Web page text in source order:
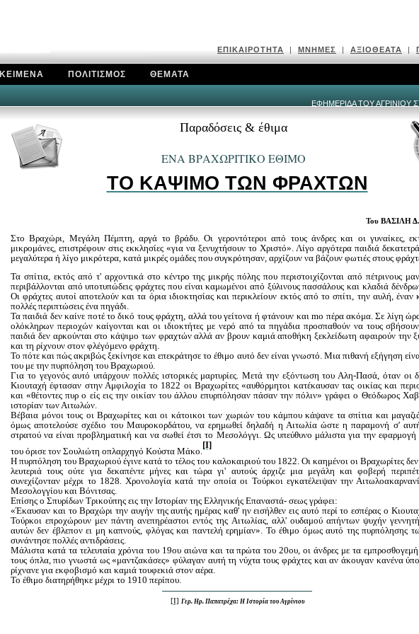
ΕΠΙΚΑΙΡΟΤΗΤΑ | ΜΝΗΜΕΣ | ΑΞΙΟΘΕΑΤΑ |
ΚΕΙΜΕΝΑ ΠΟΛΙΤΙΣΜΟΣ ΘΕΜΑΤΑ
ΕΦΗΜΕΡΙΔΑ ΤΟΥ ΑΓΡΙΝΙΟΥ
Παραδόσεις & έθιμα
ΕΝΑ ΒΡΑΧΩΡΙΤΙΚΟ ΕΘΙΜΟ
ΤΟ ΚΑΨΙΜΟ ΤΩΝ ΦΡΑΧΤΩΝ
Του ΒΑΣΙΛΗ
Στο Βραχώρι, Μεγάλη Πέμπτη, αργά το βράδυ. Οι γεροντότεροι από τους άνδρες και οι γυναίκες,
μικρομάνες, επιστρέφουν στις εκκλησίες «για να ξενυχτήσουν το Χριστό». Λίγο αργότερα παιδιά
μεγαλύτερα ή λίγο μικρότερα, κατά μικρές ομάδες που συγκρότησαν, αρχίζουν να βάζουν φωτιές στους
Τα σπίτια, εκτός από τ' αρχοντικά στο κέντρο της μικρής πόλης που περι­στοιχίζονται από πέτρινους
περιβάλλονται από υποτυπώδεις φράχτες που είναι καμωμένοι από ξύλινους πασσάλους και κλαδιά
Οι φράχτες αυτοί αποτελούν και τα όρια ιδιοκτησίας και περικλείουν εκτός από το σπίτι, την αυλή,
πολλές περιπτώσεις ένα πηγάδι.
Τα παιδιά δεν καίνε ποτέ το δικό τους φράχτη, αλλά του γείτονα ή φτάνουν καιmo πέρα ακόμα. Σε λίγη
ολόκληρων περιοχών καίγονται και οι ιδιοκτήτες με νερό από τα πηγάδια προσπαθούν να τους
παιδιά δεν αρκούνται στο κάψιμο των φραχτών αλλά αν βρουν καμιά αποθήκη ξεκλείδωτη αφαιρούν την
και τη ρίχνουν στον φλέγόμενο φράχτη.
Το πότε και πώς ακριβώς ξεκίνησε και επεκράτησε το έθιμο αυτό δεν είναι γνωστό. Μια πιθανή εξήγηση
του με την πυρπόληση του Βραχωριού.
Για το γεγονός αυτό υπάρχουν πολλές ιστορικές μαρτυρίες. Μετά την εξόντωση του Αλη-Πασά, όταν οι
Κιουταχή έφτασαν στην Αμφιλοχία το 1822 οι Βραχωρίτες «αυθόρμητοι κατέκαυσαν τας οικίας και
και «θέτοντες πυρ ο είς εις την οικίαν του άλλου επυρπόλησαν πάσαν την πόλιν» γράφει ο Θεόδωρος
ιστορίαν των Αιτωλών.
Βέβαια μόνοι τους οι Βραχωρίτες και οι κάτοικοι των χωριών του κάμπου κάψανε τα σπίτια και
όμως αποτελούσε σχέδιο του Μαυροκορδάτου, να ερημωθεί δηλαδή η Αιτωλία ώστε η παραμονή σ'
στρατού να είναι προβληματική και να σωθεί έτσι το Μεσολόγγι. Ως υπεύθυνο μάλιστα για την εφαρμογή
του όρισε τον Σουλιώτη οπλαρχηγό Κούστα Μάκο.
[I]
Η πυρπόληση του Βραχωριού έγινε κατά το τέλος του καλοκαιριού του 1822. Οι καημένοι οι Βραχωρίτες
λευτεριά τους ούτε για δεκαπέντε μήνες και τώρα γι' αυτούς άρχιζε μια μεγάλη και φοβερή
συνεχίζονταν μέχρι το 1828. Χρονολογία κατά την οποία οι Τούρκοι εγκατέλειψαν την
Μεσολογγίου και Βόνιτσας.
Επίσης ο Σπυρίδων Τρικούπης εις την Ιστορίαν της Ελληνικής Επαναστά- σεως γράφει:
«Έκαυσαν και το Βραχώρι την αυγήν της αυτής ημέρας καθ' ην εισήλθεν εις αυτό περί το εσπέρας ο
Τούρκοι επροχώρουν μεν πάντη ανεπηρέαστοι εντός της Αιτωλίας, αλλ' ουδαμού απήντων ψυχήν
αυτών δεν έβλεπον ει μη καπνούς, φλόγας και παντελή ερημίαν». Το έθιμο όμως αυτό της πυρπόλησης
συνάντησε πολλές αντιδράσεις.
Μάλιστα κατά τα τελευταία χρόνια του 19ου αιώνα και τα πρώτα του 20ου, οι άνδρες με τα εμπροσθογεμή
τους όπλα, πιο γνωστά ως «μαντζακάσες» φύλαγαν αυτή τη νύχτα τους φράχτες και αν άκουγαν κανένα
ρίχνανε για εκφοβισμό και καμιά τουφεκιά στον αέρα.
Το έθιμο διατηρήθηκε μέχρι το 1910 περίπου.
[I] Γερ. Ηρ. Παπατρέχα: Η Ιστορία του Αγρίνιου